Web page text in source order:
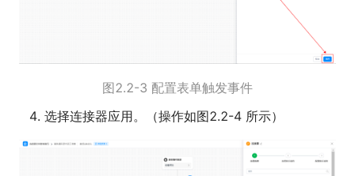
图2.2-3 配置表单触发事件
选择连接器应用。（操作如图2.2-4 所示）